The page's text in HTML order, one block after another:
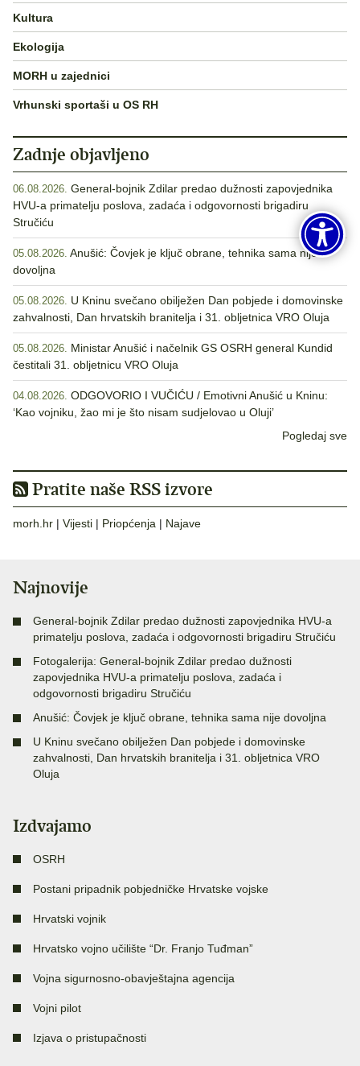
Kultura
Ekologija
MORH u zajednici
Vrhunski sportaši u OS RH
Zadnje objavljeno
06.08.2026. General-bojnik Zdilar predao dužnosti zapovjednika
HVU-a primatelju poslova, zadaća i odgovornosti brigadiru
Stručiću
05.08.2026. Anušić: Čovjek je ključ obrane, tehnika sama nije
dovoljna
05.08.2026. U Kninu svečano obilježen Dan pobjede i domovinske
zahvalnosti, Dan hrvatskih branitelja i 31. obljetnica VRO Oluja
05.08.2026. Ministar Anušić i načelnik GS OSRH general Kundid
čestitali 31. obljetnicu VRO Oluja
04.08.2026. ODGOVORIO I VUČIĆU / Emotivni Anušić u Kninu:
‘Kao vojniku, žao mi je što nisam sudjelovao u Oluji’
Pogledaj sve
Pratite naše RSS izvore
morh.hr | Vijesti | Priopćenja | Najave
Najnovije
General-bojnik Zdilar predao dužnosti zapovjednika HVU-a
primatelju poslova, zadaća i odgovornosti brigadiru Stručiću
Fotogalerija: General-bojnik Zdilar predao dužnosti
zapovjednika HVU-a primatelju poslova, zadaća i
odgovornosti brigadiru Stručiću
Anušić: Čovjek je ključ obrane, tehnika sama nije dovoljna
U Kninu svečano obilježen Dan pobjede i domovinske
zahvalnosti, Dan hrvatskih branitelja i 31. obljetnica VRO
Oluja
Izdvajamo
OSRH
Postani pripadnik pobjedničke Hrvatske vojske
Hrvatski vojnik
Hrvatsko vojno učilište “Dr. Franjo Tuđman”
Vojna sigurnosno-obavještajna agencija
Vojni pilot
Izjava o pristupačnosti